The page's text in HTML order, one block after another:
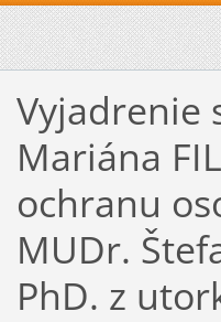
Vyjadrenie
Mariána
ochranu
MUDr.
PhD. z